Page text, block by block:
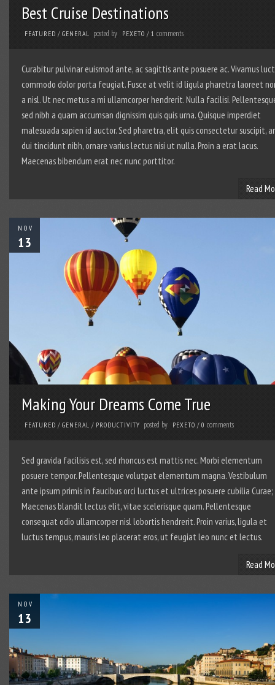
Best Cruise Destinations
FEATURED / GENERAL posted by PEXETO / 1 comments
Curabitur pulvinar euismod ante, ac sagittis ante posuere ac. Vivamus
commodo dolor porta feugiat. Fusce at velit id ligula pharetra laoreet
a nisl. Ut nec metus a mi ullamcorper hendrerit. Nulla facilisi.
sed nibh a quam accumsan dignissim quis quis urna. Quisque imperdiet
malesuada sapien id auctor. Sed pharetra, elit quis consectetur suscipit,
dui tincidunt nibh, ornare varius lectus nisi ut nulla. Proin a erat lacus.
Maecenas bibendum erat nec nunc porttitor.
Read
NOV
13
Making Your Dreams Come True
FEATURED / GENERAL / PRODUCTIVITY posted by PEXETO / 0 comments
Sed gravida facilisis est, sed rhoncus est mattis nec. Morbi elementum
posuere tempor. Pellentesque volutpat elementum magna. Vestibulum
ante ipsum primis in faucibus orci luctus et ultrices posuere cubilia Curae;
Maecenas blandit lectus elit, vitae scelerisque quam. Pellentesque
consequat odio ullamcorper nisl lobortis hendrerit. Proin varius, ligula et
luctus tempus, mauris leo placerat eros, ut feugiat leo nunc et lectus.
Read
NOV
13